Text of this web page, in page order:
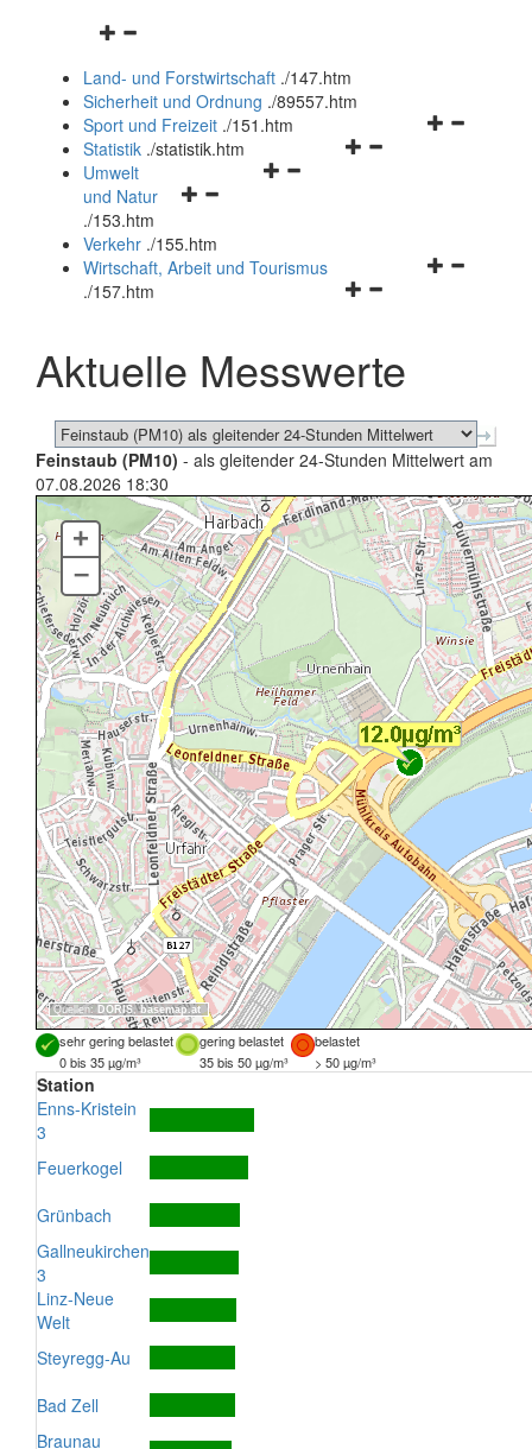
Navigationsmenü
und
schließen
Land- und Forstwirtschaft ./147.htm
Sicherheit und Ordnung ./89557.htm
Navigationsmenü
Sport und Freizeit ./151.htm
Navigationsmenü
Statistik ./statistik.htm
Navigationsmenü
und
schließen
Umwelt
und Natur
./153.htm
Verkehr ./155.htm
Navigationsmenü
schließen
Wirtschaft, Arbeit und Tourismus
./157.htm
Aktuelle Messwerte
Feinstaub (PM10) - als gleitender 24-Stunden Mittelwert am
07.08.2026 18:30
Quellen: DORIS,basemap.at
+
–
sehr gering belastet gering belastet
belastet
0 bis 35 µg/m³
35 bis 50 µg/m³ > 50 µg/m³
Station
Enns-Kristein
3
Feuerkogel
Grünbach
Gallneukirchen
3
Linz-Neue
Welt
Steyregg-Au
Bad Zell
Braunau